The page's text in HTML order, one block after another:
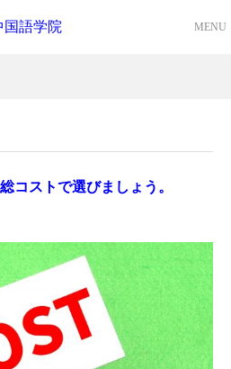
国語学院
コストで選びましょう。